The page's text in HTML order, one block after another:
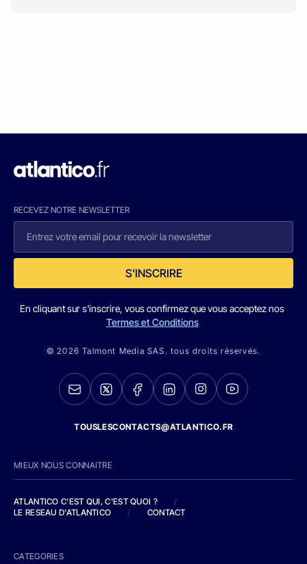
RECEVEZ NOTRE NEWSLETTER
S'INSCRIRE
En cliquant sur s'inscrire, vous confirmez que vous acceptez nos
Termes et Conditions
© 2026 Talmont Media SAS. tous droits réservés.
TOUSLESCONTACTS@ATLANTICO.FR
MIEUX NOUS CONNAITRE
ATLANTICO C'EST QUI, C'EST QUOI ?
/
LE RESEAU D'ATLANTICO
/ CONTACT
CATEGORIES